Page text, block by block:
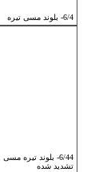
6/4- بلوند مسی تیره
6/44- بلوند تیره مسی
تشدید شده